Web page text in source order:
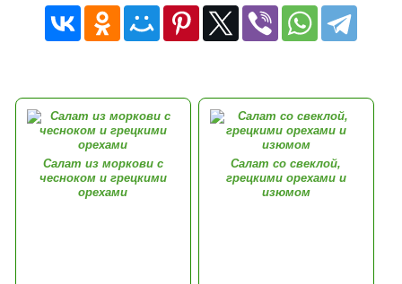
Салат из моркови с
чесноком и грецкими
орехами
Салат со свеклой,
грецкими орехами и
изюмом